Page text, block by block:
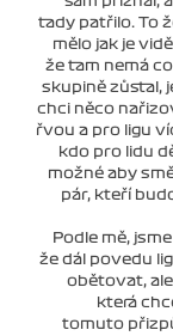
tady patřilo. To
mělo jak je
že tam nemá
skupině zůstal,
chci něco
řvou a pro ligu
kdo pro lidu
možné aby
pár, kteří
Podle mě,
že dál povedu
obětovat, ale
která
tomuto